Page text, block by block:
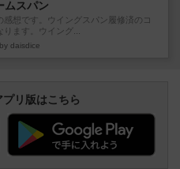
ムスパン
感想です。ウイングスパン履修済のコ
ります。ウイング...
by daisdice
リ版はこちら